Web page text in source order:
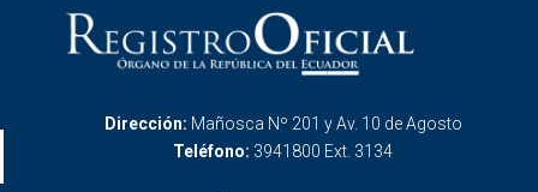
Dirección: Mañosca Nº 201 y Av. 10 de Agosto
Teléfono: 3941800 Ext. 3134